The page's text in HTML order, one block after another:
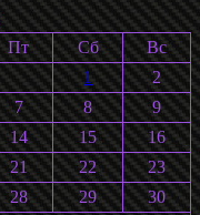
полумарафон
2026
Пт Сб
Вс
1
2
7 8
9
14 15
16
21 22
23
28 29
30